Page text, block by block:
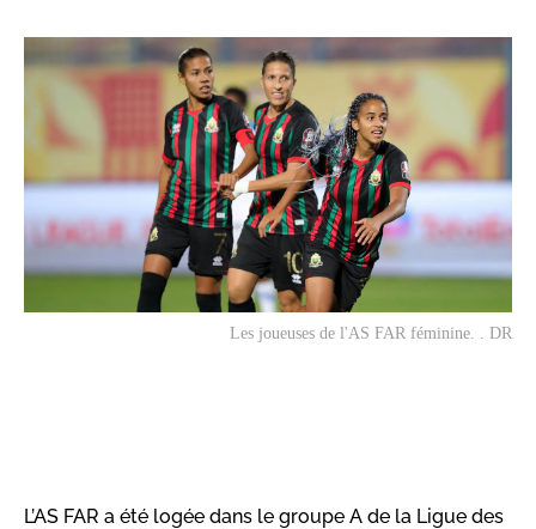
Les joueuses de l'AS FAR féminine. . DR
L’AS FAR a été logée dans le groupe A de la Ligue des